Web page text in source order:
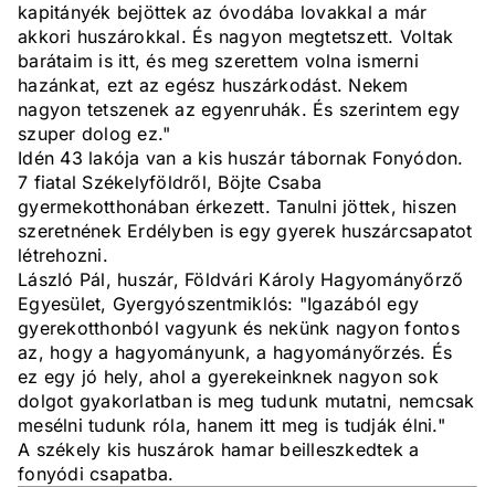
kapitányék bejöttek az óvodába lovakkal a már
akkori huszárokkal. És nagyon megtetszett. Voltak
barátaim is itt, és meg szerettem volna ismerni
hazánkat, ezt az egész huszárkodást. Nekem
nagyon tetszenek az egyenruhák. És szerintem egy
szuper dolog ez."
Idén 43 lakója van a kis huszár tábornak Fonyódon.
7 fiatal Székelyföldről, Böjte Csaba
gyermekotthonában érkezett. Tanulni jöttek, hiszen
szeretnének Erdélyben is egy gyerek huszárcsapatot
létrehozni.
László Pál, huszár, Földvári Károly Hagyományőrző
Egyesület, Gyergyószentmiklós: "Igazából egy
gyerekotthonból vagyunk és nekünk nagyon fontos
az, hogy a hagyományunk, a hagyományőrzés. És
ez egy jó hely, ahol a gyerekeinknek nagyon sok
dolgot gyakorlatban is meg tudunk mutatni, nemcsak
mesélni tudunk róla, hanem itt meg is tudják élni."
A székely kis huszárok hamar beilleszkedtek a
fonyódi csapatba.